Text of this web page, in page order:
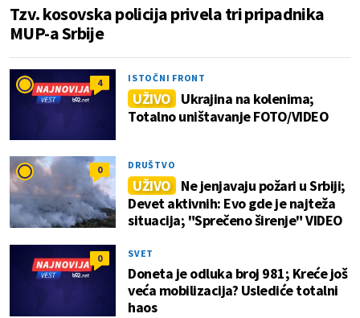
Tzv. kosovska policija privela tri pripadnika
MUP-a Srbije
4 ISTOČNI FRONT
UŽIVO Ukrajina na kolenima;
Totalno uništavanje FOTO/VIDEO
0 DRUŠTVO
UŽIVO Ne jenjavaju požari u Srbiji;
Devet aktivnih: Evo gde je najteža
situacija; "Sprečeno širenje" VIDEO
0 SVET
Doneta je odluka broj 981; Kreće još
veća mobilizacija? Uslediće totalni
haos